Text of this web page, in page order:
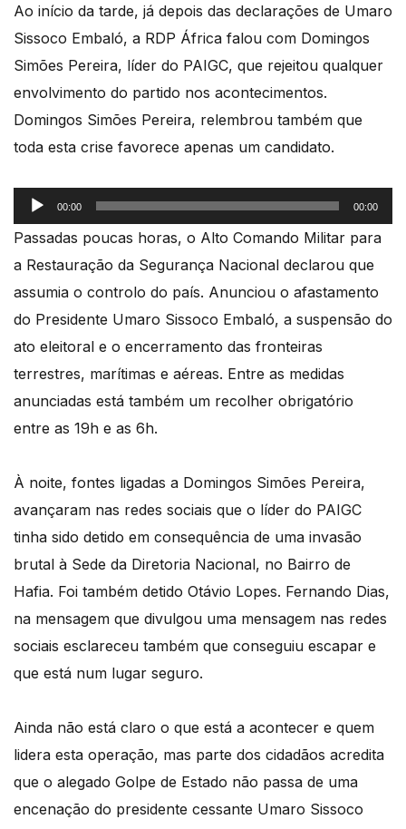
Ao início da tarde, já depois das declarações de Umaro
Sissoco Embaló, a RDP África falou com Domingos
Simões Pereira, líder do PAIGC, que rejeitou qualquer
envolvimento do partido nos acontecimentos.
Domingos Simões Pereira, relembrou também que
toda esta crise favorece apenas um candidato.
Reprodutor
de
00:00 00:00
Passadas poucas horas, o Alto Comando Militar para
a Restauração da Segurança Nacional declarou que
assumia o controlo do país. Anunciou o afastamento
do Presidente Umaro Sissoco Embaló, a suspensão do
ato eleitoral e o encerramento das fronteiras
terrestres, marítimas e aéreas. Entre as medidas
anunciadas está também um recolher obrigatório
entre as 19h e as 6h.
À noite, fontes ligadas a Domingos Simões Pereira,
avançaram nas redes sociais que o líder do PAIGC
tinha sido detido em consequência de uma invasão
brutal à Sede da Diretoria Nacional, no Bairro de
Hafia. Foi também detido Otávio Lopes. Fernando Dias,
na mensagem que divulgou uma mensagem nas redes
sociais esclareceu também que conseguiu escapar e
que está num lugar seguro.
Ainda não está claro o que está a acontecer e quem
lidera esta operação, mas parte dos cidadãos acredita
que o alegado Golpe de Estado não passa de uma
encenação do presidente cessante Umaro Sissoco